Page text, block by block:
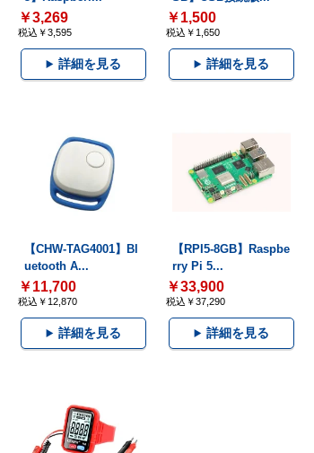
￥3,269
税込￥3,595
詳細を見る
￥1,500
税込￥1,650
詳細を見る
【CHW-TAG4001】Bl
uetooth A...
￥11,700
税込￥12,870
詳細を見る
【RPI5-8GB】Raspbe
rry Pi 5...
￥33,900
税込￥37,290
詳細を見る